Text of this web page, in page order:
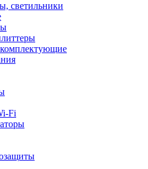
светильники
Fi